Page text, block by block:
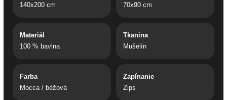
140x200 cm
70x90 cm
Materiál
100 % bavlna
Tkanina
Mušelín
Farba
Mocca / béžová
Zapínanie
Zips